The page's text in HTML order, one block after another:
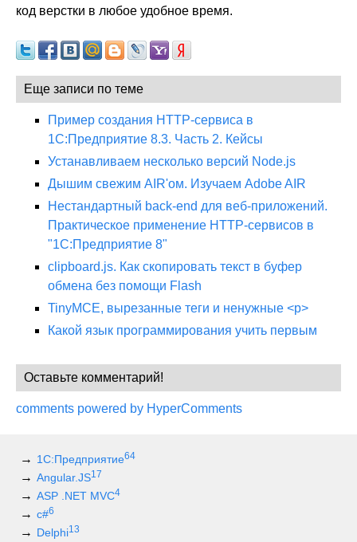
код верстки в любое удобное время.
Еще записи по теме
Пример создания HTTP-сервиса в
1С:Предприятие 8.3. Часть 2. Кейсы
Устанавливаем несколько версий Node.js
Дышим свежим AIR'ом. Изучаем Adobe AIR
Нестандартный back-end для веб-приложений.
Практическое применение HTTP-сервисов в
"1С:Предприятие 8"
clipboard.js. Как скопировать текст в буфер
обмена без помощи Flash
TinyMCE, вырезанные теги и ненужные <p>
Какой язык программирования учить первым
Оставьте комментарий!
comments powered by HyperComments
1С:Предприятие64
Angular.JS17
ASP .NET MVC4
c#6
Delphi13